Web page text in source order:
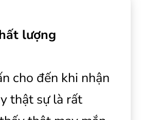
lượng
cho đến khi nhận
thật sự là rất